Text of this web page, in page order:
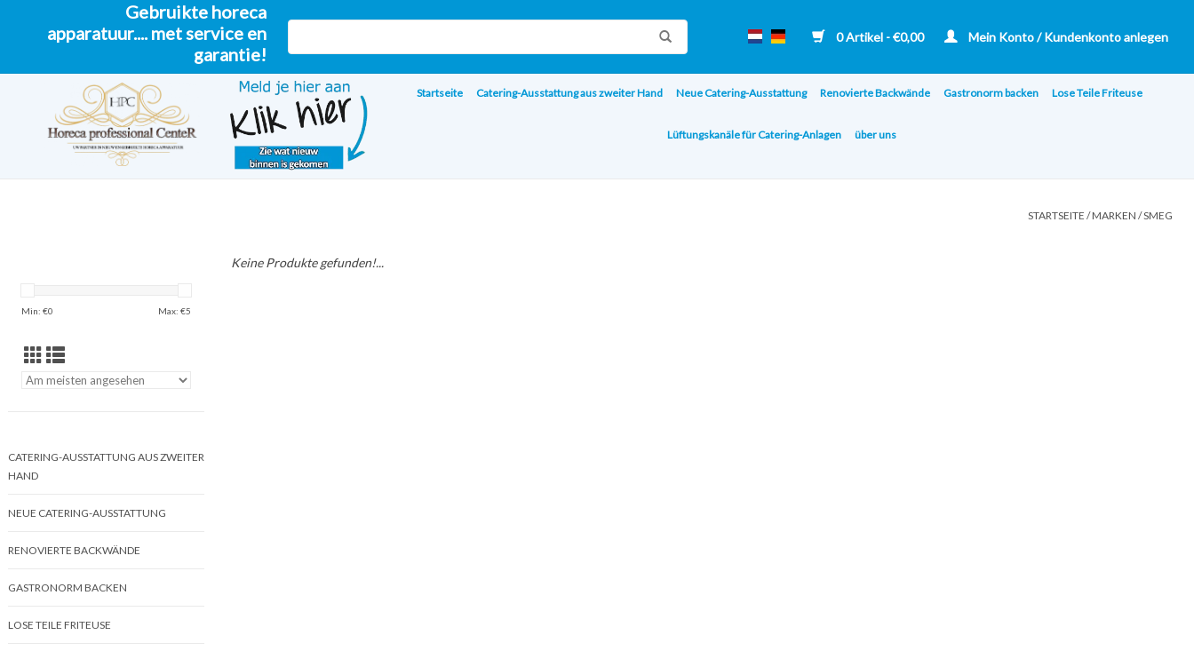
Gebruikte horeca
apparatuur.... met service en
garantie!
0 Artikel - €0,00 Mein Konto / Kundenkonto anlegen
Startseite Catering-Ausstattung aus zweiter Hand Neue Catering-Ausstattung Renovierte Backwände Gastronorm backen Lose Teile Friteuse
Lüftungskanäle für Catering-Anlagen über uns
STARTSEITE /MARKEN /SMEG
Min: €0 Max: €5
CATERING-AUSSTATTUNG AUS ZWEITER
HAND
NEUE CATERING-AUSSTATTUNG
RENOVIERTE BACKWÄNDE
GASTRONORM BACKEN
LOSE TEILE FRITEUSE
Keine Produkte gefunden!...